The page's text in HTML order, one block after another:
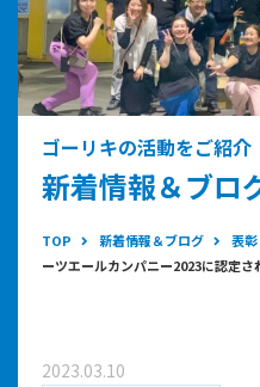
ゴーリキの活動をご紹介
新着情報＆ブロ
TOP 新着情報＆ブログ 表
ーツエールカンパニー2023に認定さ
2023.03.10